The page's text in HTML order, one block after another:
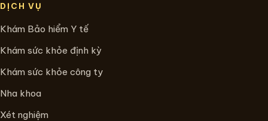
DỊCH VỤ
Khám Bảo hiểm Y tế
Khám sức khỏe định kỳ
Khám sức khỏe công ty
Nha khoa
Xét nghiệm